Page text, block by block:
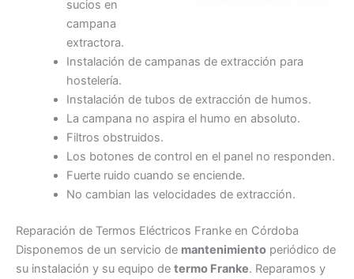
sucios en
campana
extractora.
Instalación de campanas de extracción para
hostelería.
Instalación de tubos de extracción de humos.
La campana no aspira el humo en absoluto.
Filtros obstruidos.
Los botones de control en el panel no responden.
Fuerte ruido cuando se enciende.
No cambian las velocidades de extracción.
Reparación de Termos Eléctricos Franke en Córdoba
Disponemos de un servicio de mantenimiento periódico de
su instalación y su equipo de termo Franke. Reparamos y